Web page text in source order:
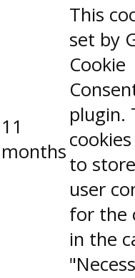
11
months
This
set by
Cookie
plugin.
to
user
for the
in the